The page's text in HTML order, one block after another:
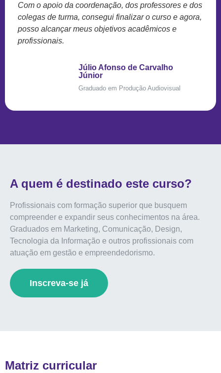
Com o apoio da coordenação, dos professores e dos
colegas de turma, consegui finalizar o curso e agora,
posso alcançar meus objetivos acadêmicos e
profissionais.
Júlio Afonso de Carvalho
Júnior
Graduado em Produção Audiovisual
A quem é destinado este curso?
Profissionais com formação superior que busquem
compreender e expandir seus conhecimentos na área.
Graduados em Marketing, Comunicação, Design,
Tecnologia da Informação e outros profissionais com
atuação em gestão e empreendedorismo.
Inscreva-se já
Matriz curricular